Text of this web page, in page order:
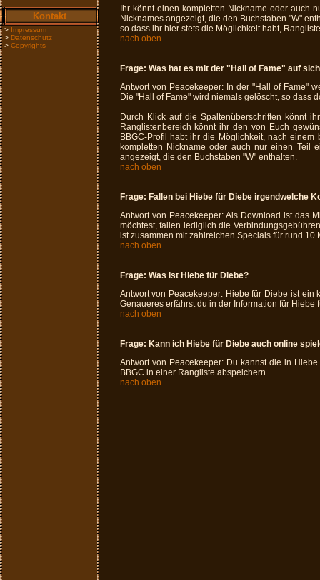
Kontakt
> Impressum
> Datenschutz
> Copyrights
Ihr könnt einen kompletten Nickname oder auch
Nicknames angezeigt, die den Buchstaben "W"
so dass ihr hier stets die Möglichkeit habt,
nach oben
Frage: Was hat es mit der "Hall of Fame" auf
Antwort von Peacekeeper: In der "Hall of Fame"
Die "Hall of Fame" wird niemals gelöscht, so dass
Durch Klick auf die Spaltenüberschriften könnt
Ranglistenbereich könnt ihr den von Euch
BBGC-Profil habt ihr die Möglichkeit, nach
kompletten Nickname oder auch nur einen Teil
angezeigt, die den Buchstaben "W" enthalten.
nach oben
Frage: Fallen bei Hiebe für Diebe irgendwelche
Antwort von Peacekeeper: Als Download ist das
möchtest, fallen lediglich die
ist zusammen mit zahlreichen Specials für rund 10
nach oben
Frage: Was ist Hiebe für Diebe?
Antwort von Peacekeeper: Hiebe für Diebe ist
Genaueres erfährst du in der Information für Hiebe
nach oben
Frage: Kann ich Hiebe für Diebe auch online
Antwort von Peacekeeper: Du kannst die in
BBGC in einer Rangliste abspeichern.
nach oben